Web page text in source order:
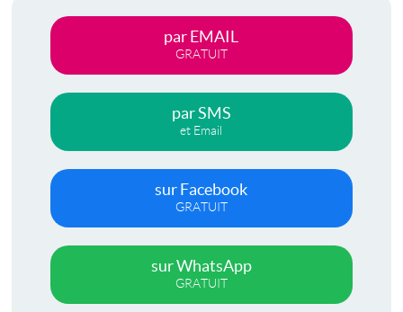
par EMAIL
GRATUIT
par SMS
et Email
sur Facebook
GRATUIT
sur WhatsApp
GRATUIT